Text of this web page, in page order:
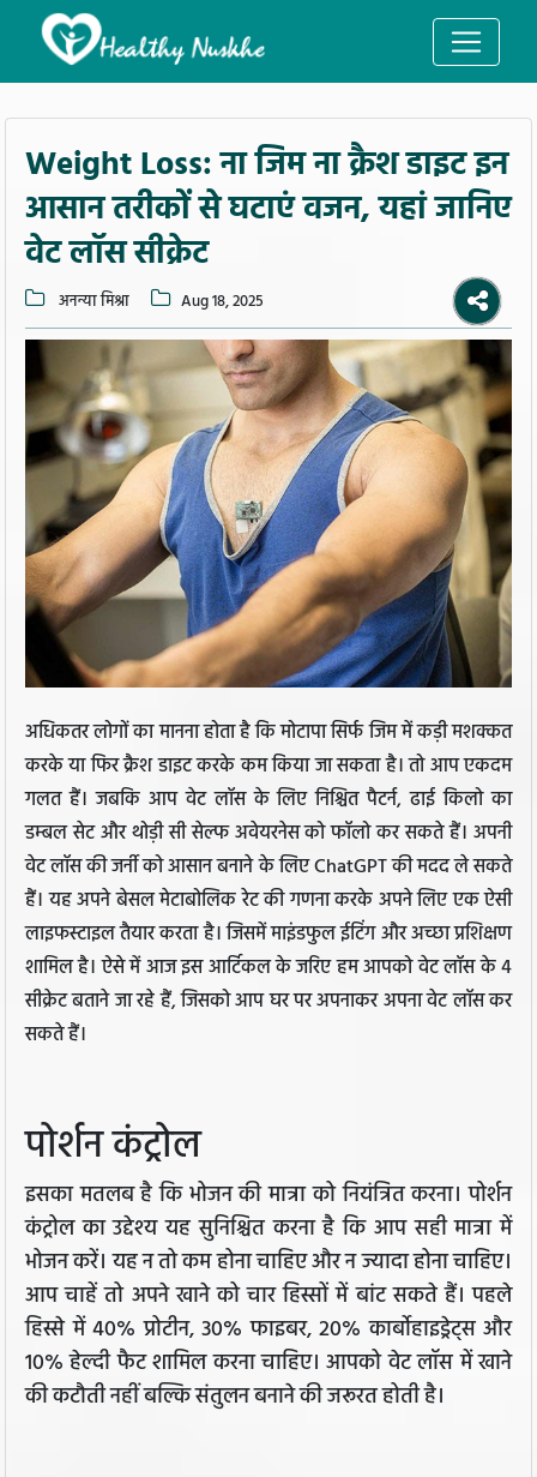
Weight Loss: ना जिम ना क्रैश डाइट इन
आसान तरीकों से घटाएं वजन, यहां जानिए
वेट लॉस सीक्रेट
अनन्या मिश्रा Aug 18, 2025
अधिकतर लोगों का मानना होता है कि मोटापा सिर्फ जिम में कड़ी मशक्कत
करके या फिर क्रैश डाइट करके कम किया जा सकता है। तो आप एकदम
गलत हैं। जबकि आप वेट लॉस के लिए निश्चित पैटर्न, ढाई किलो का
डम्बल सेट और थोड़ी सी सेल्फ अवेयरनेस को फॉलो कर सकते हैं। अपनी
वेट लॉस की जर्नी को आसान बनाने के लिए ChatGPT की मदद ले सकते
हैं। यह अपने बेसल मेटाबोलिक रेट की गणना करके अपने लिए एक ऐसी
लाइफस्टाइल तैयार करता है। जिसमें माइंडफुल ईटिंग और अच्छा प्रशिक्षण
शामिल है। ऐसे में आज इस आर्टिकल के जरिए हम आपको वेट लॉस के 4
सीक्रेट बताने जा रहे हैं, जिसको आप घर पर अपनाकर अपना वेट लॉस कर
सकते हैं।
पोर्शन कंट्रोल
इसका मतलब है कि भोजन की मात्रा को नियंत्रित करना। पोर्शन
कंट्रोल का उद्देश्य यह सुनिश्चित करना है कि आप सही मात्रा में
भोजन करें। यह न तो कम होना चाहिए और न ज्यादा होना चाहिए।
आप चाहें तो अपने खाने को चार हिस्सों में बांट सकते हैं। पहले
हिस्से में 40% प्रोटीन, 30% फाइबर, 20% कार्बोहाइड्रेट्स और
10% हेल्दी फैट शामिल करना चाहिए। आपको वेट लॉस में खाने
की कटौती नहीं बल्कि संतुलन बनाने की जरूरत होती है।